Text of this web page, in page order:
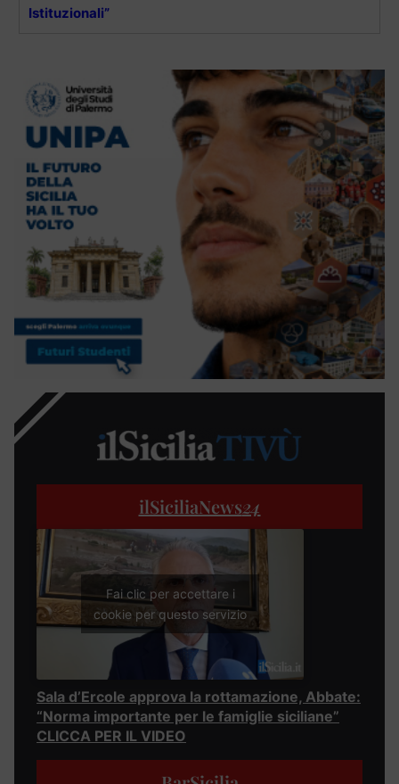
Istituzionali”
ilSiciliaNews24
Fai clic per accettare i
cookie per questo servizio
Sala d’Ercole approva la rottamazione, Abbate:
“Norma importante per le famiglie siciliane”
CLICCA PER IL VIDEO